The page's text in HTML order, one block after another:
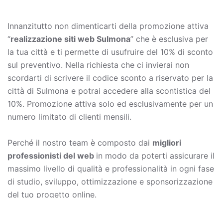
Innanzitutto non dimenticarti della promozione attiva
“realizzazione siti web Sulmona” che è esclusiva per
la tua città e ti permette di usufruire del 10% di sconto
sul preventivo. Nella richiesta che ci invierai non
scordarti di scrivere il codice sconto a riservato per la
città di Sulmona e potrai accedere alla scontistica del
10%. Promozione attiva solo ed esclusivamente per un
numero limitato di clienti mensili.
Perché il nostro team è composto dai migliori
professionisti del web in modo da poterti assicurare il
massimo livello di qualità e professionalità in ogni fase
di studio, sviluppo, ottimizzazione e sponsorizzazione
del tuo progetto online.